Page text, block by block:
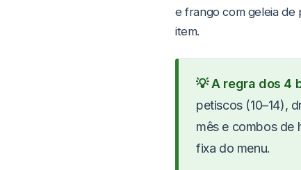
e frango com geleia de
item.
💡 A regra dos 4
petiscos (10–14),
mês e combos de
fixa do menu.